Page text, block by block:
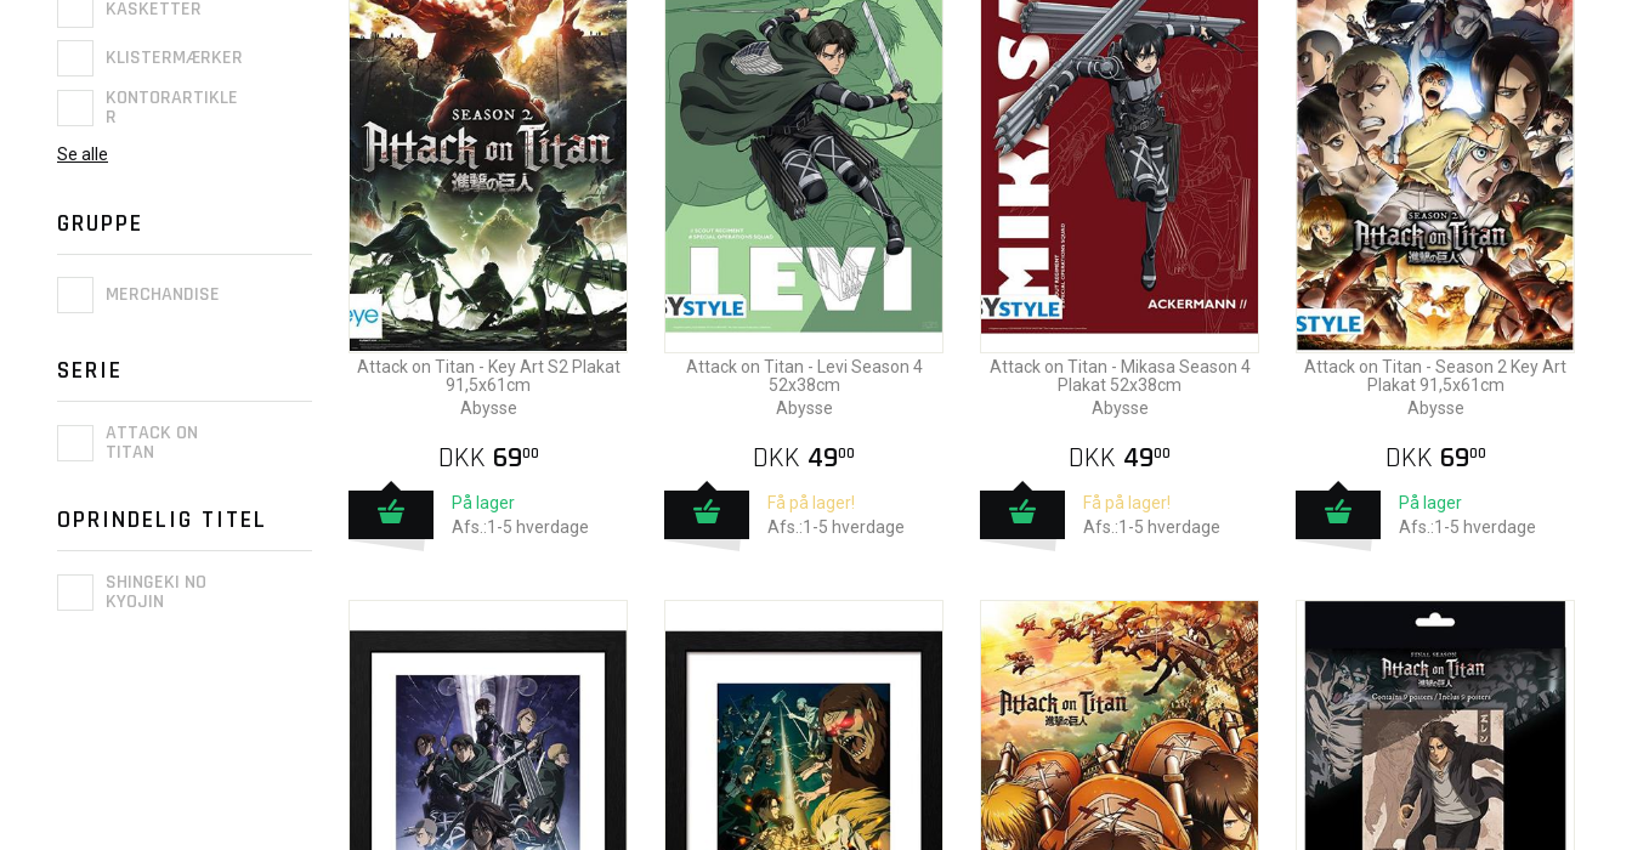
KASKETTER
KLISTERMÆRKER
KONTORARTIKLE
R
Se alle
GRUPPE
MERCHANDISE
SERIE
ATTACK ON
TITAN
OPRINDELIG TITEL
SHINGEKI NO
KYOJIN
Attack on Titan - Key Art S2 Plakat
91,5x61cm
Abysse
DKK 6900
På lager
Afs.:1-5 hverdage
Attack on Titan - Levi Season 4
52x38cm
Abysse
DKK 4900
Få på lager!
Afs.:1-5 hverdage
Attack on Titan - Mikasa Season 4
Plakat 52x38cm
Abysse
DKK 4900
Få på lager!
Afs.:1-5 hverdage
Attack on Titan - Season 2 Key Art
Plakat 91,5x61cm
Abysse
DKK 6900
På lager
Afs.:1-5 hverdage